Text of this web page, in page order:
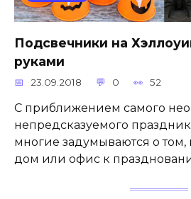
Подсвечники на
руками
23.09.2018 0 52
С приближением самого
непредсказуемого
многие задумываются о том,
дом или офис к